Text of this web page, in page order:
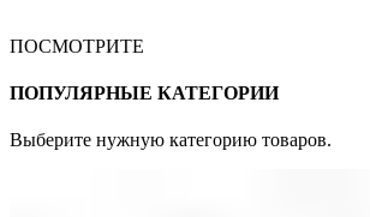
ПОСМОТРИТЕ
ПОПУЛЯРНЫЕ КАТЕГОРИИ
Выберите нужную категорию товаров.